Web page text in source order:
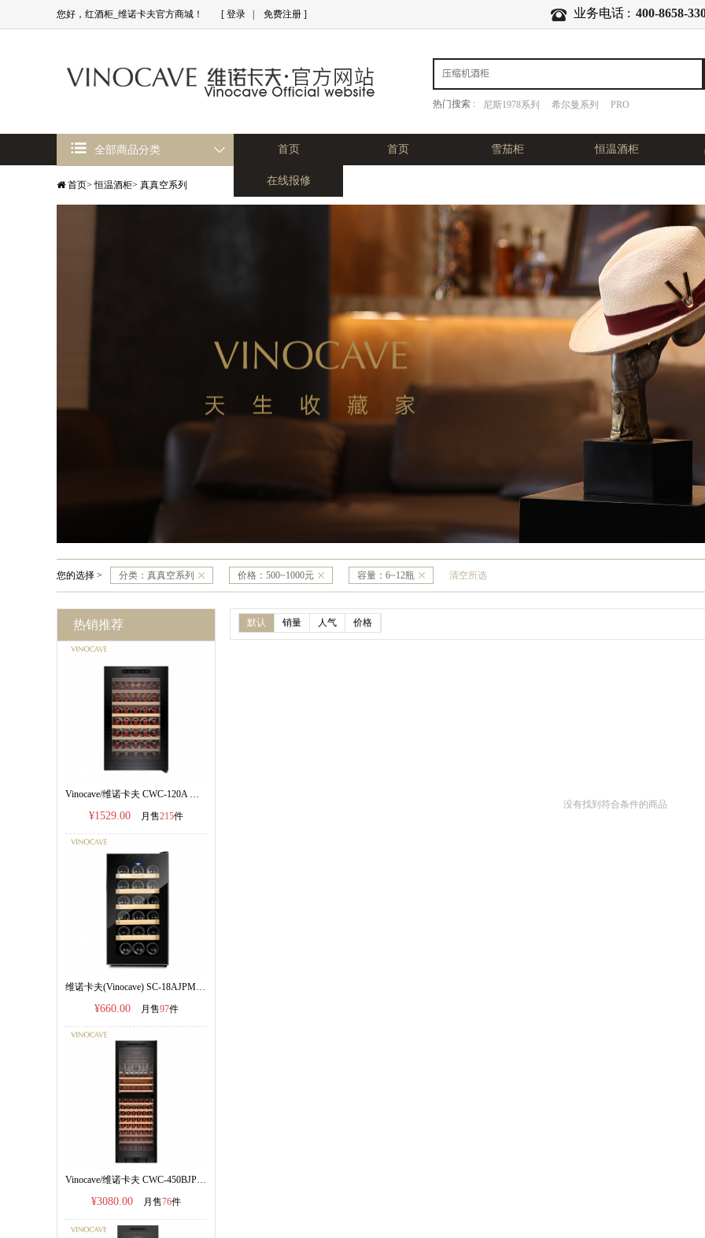
您好，红酒柜_维诺卡夫官方商城！ [ 登录 免费注册 ] 业务电话 : 400-8658-
热门搜索 : 尼斯1978系列 希尔曼系列 PRO
全部商品分类 首页 首页 雪茄柜 恒温酒柜
在线报修
首页> 恒温酒柜> 真真空系列
您的选择 > 分类： 真真空系列 价格： 500~1000元 容量： 6~12瓶 清空所选
热销推荐
Vinocave/维诺卡夫 CWC-120A 压缩机恒温红酒柜120L容量
¥1529.00 月售215件
维诺卡夫(Vinocave) SC-18AJPM电子恒温红酒柜|官方正品
¥660.00 月售97件
Vinocave/维诺卡夫 CWC-450BJP 红酒柜恒温酒柜|双温双控||官方正品|
¥3080.00 月售76件
默认 销量 人气 价格
没有找到符合条件的商品